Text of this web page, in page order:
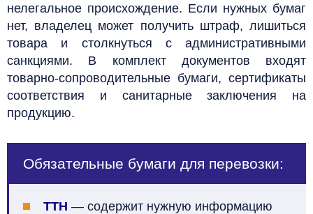
нелегальное происхождение. Если нужных бумаг
нет, владелец может получить штраф, лишиться
товара и столкнуться с административными
санкциями. В комплект документов входят
товарно-сопроводительные бумаги, сертификаты
соответствия и санитарные заключения на
продукцию.
Обязательные бумаги для перевозки:
ТТН — содержит нужную информацию